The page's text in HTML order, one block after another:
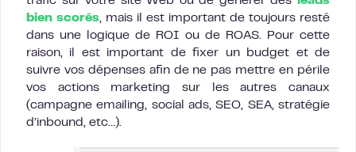
bien scorés , mais il est important de toujours resté
dans une logique de ROI ou de ROAS. Pour cette
raison, il est important de fixer un budget et de
suivre vos dépenses afin de ne pas mettre en périle
vos actions marketing sur les autres canaux
(campagne emailing, social ads, SEO, SEA, stratégie
d’inbound, etc…).